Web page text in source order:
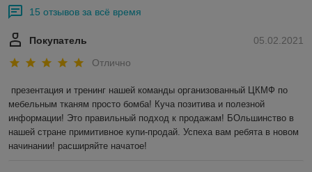
15 отзывов за всё время
05.02.2021
Покупатель
Отлично
презентация и тренинг нашей команды организованный ЦКМФ по
мебельным тканям просто бомба! Куча позитива и полезной
информации! Это правильный подход к продажам! БОльшинство в
нашей стране примитивное купи-продай. Успеха вам ребята в новом
начинании! расширяйте начатое!